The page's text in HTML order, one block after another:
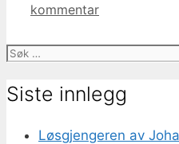
kommentar
Søk
Siste innlegg
Løsgjengeren av